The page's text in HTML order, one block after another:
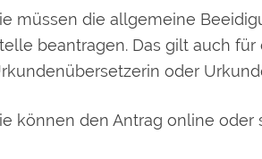
müssen die allgemeine
beantragen. Das gilt auch
oder
können den Antrag online oder